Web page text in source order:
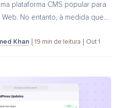
plataforma CMS popular para
No entanto, à medida que...
Khan 19 min de leitura Out 1